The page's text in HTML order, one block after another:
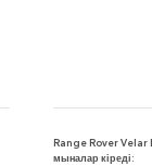
Range Rover Velar
мыналар кіреді: